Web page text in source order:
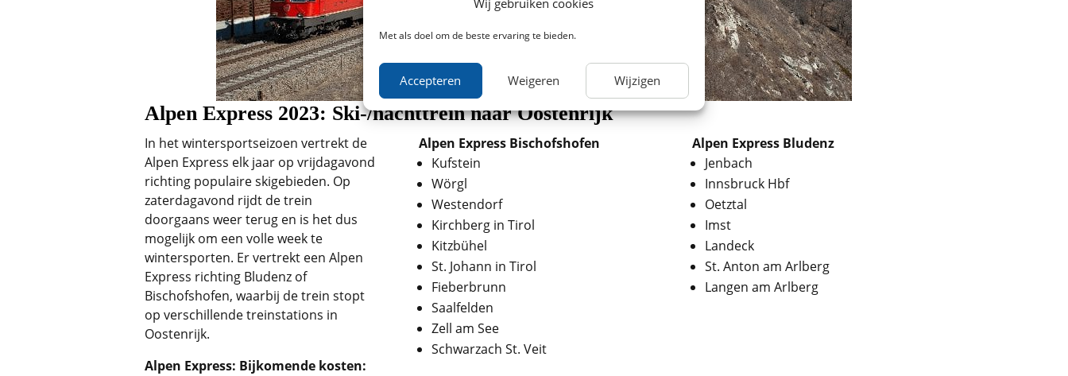
Met als doel om de beste ervaring te bieden.
Accepteren Weigeren Wijzigen
Alpen Express 2023: Ski-/nachttrein naar Oostenrijk
In het wintersportseizoen vertrekt de
Alpen Express elk jaar op vrijdagavond
richting populaire skigebieden. Op
zaterdagavond rijdt de trein
doorgaans weer terug en is het dus
mogelijk om een volle week te
wintersporten. Er vertrekt een Alpen
Express richting Bludenz of
Bischofshofen, waarbij de trein stopt
op verschillende treinstations in
Oostenrijk.
Alpen Express: Bijkomende kosten:
Alpen Express Bischofshofen
Kufstein
Wörgl
Westendorf
Kirchberg in Tirol
Kitzbühel
St. Johann in Tirol
Fieberbrunn
Saalfelden
Zell am See
Schwarzach St. Veit
Alpen Express Bludenz
Jenbach
Innsbruck Hbf
Oetztal
Imst
Landeck
St. Anton am Arlberg
Langen am Arlberg